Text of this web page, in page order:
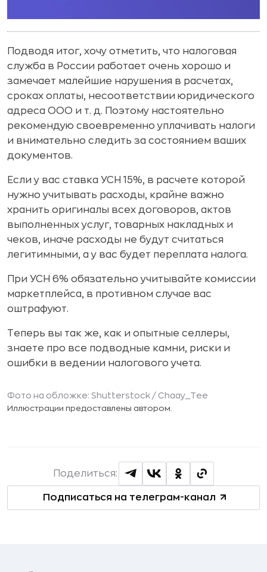
Подводя итог, хочу отметить, что налоговая
служба в России работает очень хорошо и
замечает малейшие нарушения в расчетах,
сроках оплаты, несоответствии юридического
адреса ООО и т. д. Поэтому настоятельно
рекомендую своевременно уплачивать налоги
и внимательно следить за состоянием ваших
документов.
Если у вас ставка УСН 15%, в расчете которой
нужно учитывать расходы, крайне важно
хранить оригиналы всех договоров, актов
выполненных услуг, товарных накладных и
чеков, иначе расходы не будут считаться
легитимными, а у вас будет переплата налога.
При УСН 6% обязательно учитывайте комиссии
маркетплейса, в противном случае вас
оштрафуют.
Теперь вы так же, как и опытные селлеры,
знаете про все подводные камни, риски и
ошибки в ведении налогового учета.
Фото на обложке: Shutterstock / Chaay_Tee
Иллюстрации предоставлены автором.
Подписаться на телеграм-канал
Поделиться: